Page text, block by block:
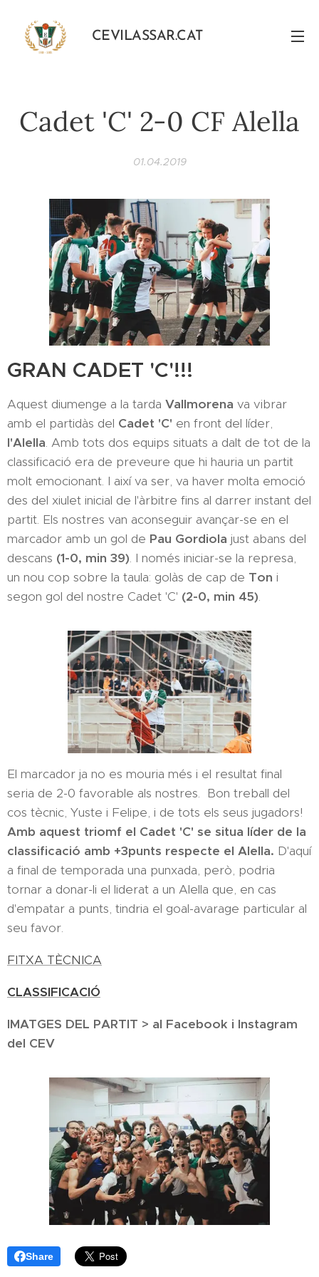
CEVILASSAR.CAT
Cadet 'C' 2-0 CF Alella
01.04.2019
GRAN CADET 'C'!!!
Aquest diumenge a la tarda Vallmorena va vibrar
amb el partidàs del Cadet 'C' en front del líder,
l'Alella. Amb tots dos equips situats a dalt de tot de la
classificació era de preveure que hi hauria un partit
molt emocionant. I així va ser, va haver molta emoció
des del xiulet inicial de l'àrbitre fins al darrer instant del
partit. Els nostres van aconseguir avançar-se en el
marcador amb un gol de Pau Gordiola just abans del
descans (1-0, min 39). I només iniciar-se la represa,
un nou cop sobre la taula: golàs de cap de Ton i
segon gol del nostre Cadet 'C' (2-0, min 45).
El marcador ja no es mouria més i el resultat final
seria de 2-0 favorable als nostres. Bon treball del
cos tècnic, Yuste i Felipe, i de tots els seus jugadors!
Amb aquest triomf el Cadet 'C' se situa líder de la
classificació amb +3punts respecte el Alella. D'aquí
a final de temporada una punxada, però, podria
tornar a donar-li el liderat a un Alella que, en cas
d'empatar a punts, tindria el goal-avarage particular al
seu favor.
FITXA TÈCNICA
CLASSIFICACIÓ
IMATGES DEL PARTIT > al Facebook i Instagram
del CEV
Share